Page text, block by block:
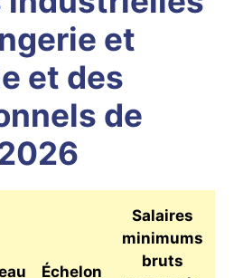
et
et des
de
Échelon
Salaires
minimums
bruts